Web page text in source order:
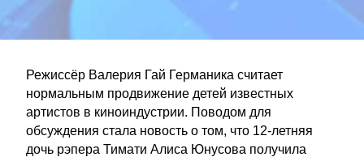
Режиссёр Валерия Гай Германика считает
нормальным продвижение детей известных
артистов в киноиндустрии. Поводом для
обсуждения стала новость о том, что 12-летняя
дочь рэпера Тимати Алиса Юнусова получила